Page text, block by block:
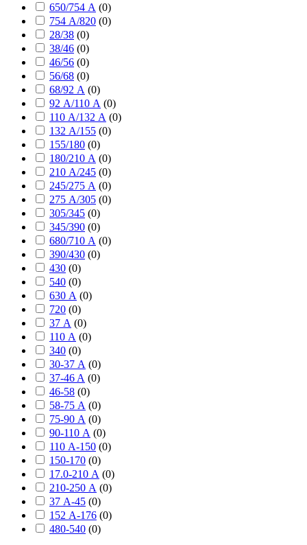
650/754 А (0)
754 А/820 (0)
28/38 (0)
38/46 (0)
46/56 (0)
56/68 (0)
68/92 А (0)
92 А/110 А (0)
110 А/132 А (0)
132 А/155 (0)
155/180 (0)
180/210 А (0)
210 А/245 (0)
245/275 А (0)
275 А/305 (0)
305/345 (0)
345/390 (0)
680/710 А (0)
390/430 (0)
430 (0)
540 (0)
630 А (0)
720 (0)
37 А (0)
110 А (0)
340 (0)
30-37 А (0)
37-46 A (0)
46-58 (0)
58-75 А (0)
75-90 А (0)
90-110 А (0)
110 А-150 (0)
150-170 (0)
17.0-210 А (0)
210-250 А (0)
37 А-45 (0)
152 А-176 (0)
480-540 (0)